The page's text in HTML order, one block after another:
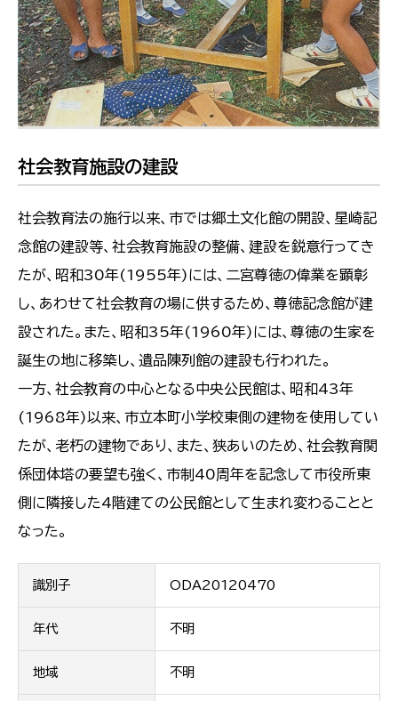
社会教育施設の建設
社会教育法の施行以来、市では郷土文化館の開設、星崎記
念館の建設等、社会教育施設の整備、建設を鋭意行ってき
たが、昭和30年(1955年)には、二宮尊徳の偉業を顕彰
し、あわせて社会教育の場に供するため、尊徳記念館が建
設された。また、昭和35年(1960年)には、尊徳の生家を
誕生の地に移築し、遺品陳列館の建設も行われた。
一方、社会教育の中心となる中央公民館は、昭和43年
(1968年)以来、市立本町小学校東側の建物を使用してい
たが、老朽の建物であり、また、狭あいのため、社会教育関
係団体塔の要望も強く、市制40周年を記念して市役所東
側に隣接した4階建ての公民館として生まれ変わることと
なった。
識別子 ODA20120470
年代 不明
地域 不明